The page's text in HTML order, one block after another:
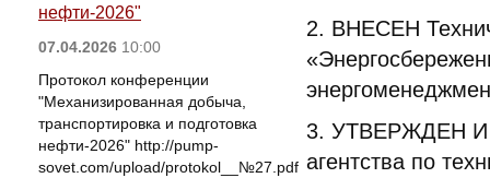
нефти-2026"
07.04.2026 10:00
Протокол конференции
"Механизированная добыча,
транспортировка и подготовка
нефти-2026" http://pump-
sovet.com/upload/protokol__№27.pdf
2. ВНЕСЕН
3. УТВЕРЖДЕН И
агентства по